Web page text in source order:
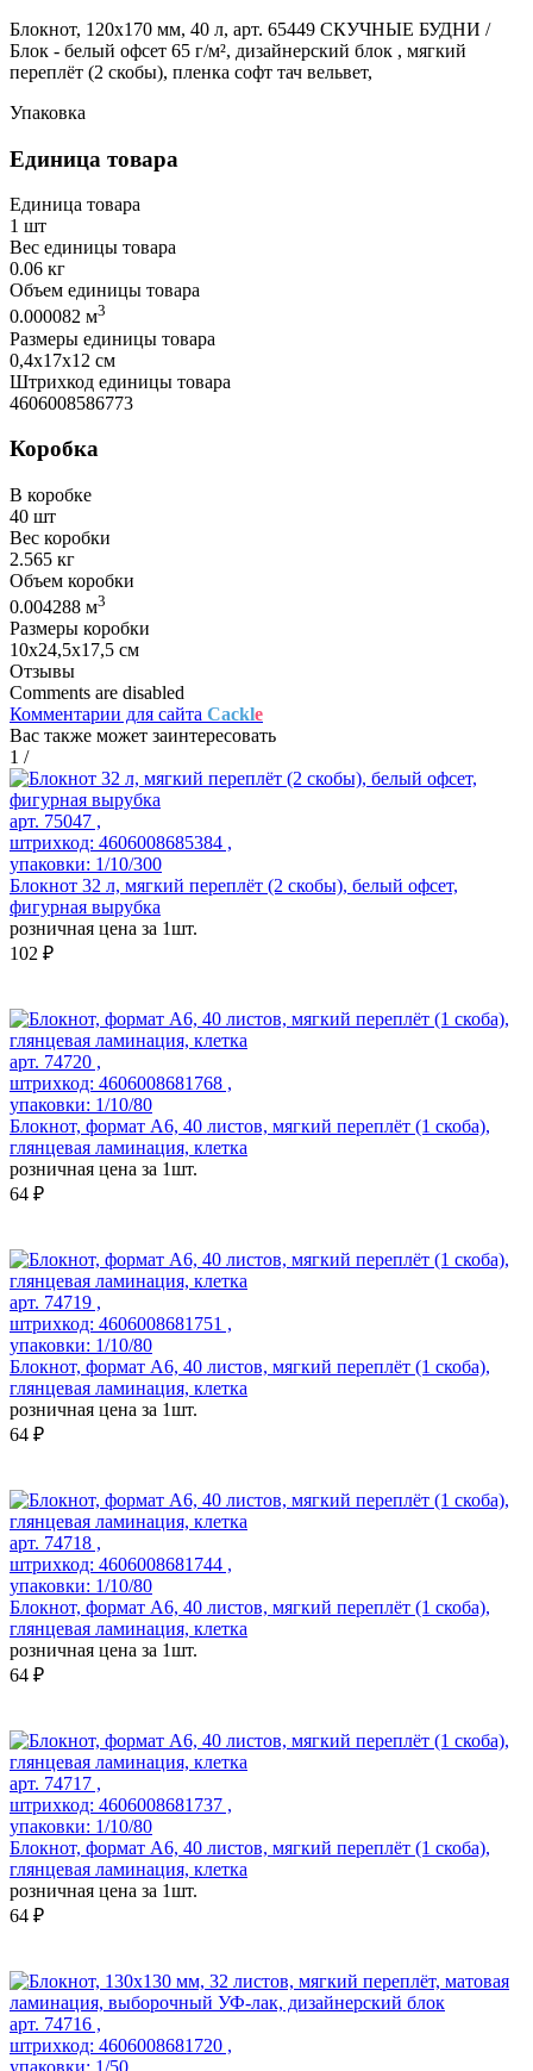
Блокнот, 120х170 мм, 40 л, арт. 65449 СКУЧНЫЕ БУДНИ /
Блок - белый офсет 65 г/м², дизайнерский блок , мягкий
переплёт (2 скобы), пленка софт тач вельвет,
Упаковка
Единица товара
Единица товара
1 шт
Вес единицы товара
0.06 кг
Объем единицы товара
0.000082 м3
Размеры единицы товара
0,4х17х12 см
Штрихкод единицы товара
4606008586773
Коробка
В коробке
40 шт
Вес коробки
2.565 кг
Объем коробки
0.004288 м3
Размеры коробки
10х24,5х17,5 см
Отзывы
Comments are disabled
Комментарии для сайта Cackle
Вас также может заинтересовать
1 /
арт. 75047 ,
штрихкод: 4606008685384 ,
упаковки: 1/10/300
Блокнот 32 л, мягкий переплёт (2 скобы), белый офсет,
фигурная вырубка
розничная цена за 1шт.
102 ₽
арт. 74720 ,
штрихкод: 4606008681768 ,
упаковки: 1/10/80
Блокнот, формат А6, 40 листов, мягкий переплёт (1 скоба),
глянцевая ламинация, клетка
розничная цена за 1шт.
64 ₽
арт. 74719 ,
штрихкод: 4606008681751 ,
упаковки: 1/10/80
Блокнот, формат А6, 40 листов, мягкий переплёт (1 скоба),
глянцевая ламинация, клетка
розничная цена за 1шт.
64 ₽
арт. 74718 ,
штрихкод: 4606008681744 ,
упаковки: 1/10/80
Блокнот, формат А6, 40 листов, мягкий переплёт (1 скоба),
глянцевая ламинация, клетка
розничная цена за 1шт.
64 ₽
арт. 74717 ,
штрихкод: 4606008681737 ,
упаковки: 1/10/80
Блокнот, формат А6, 40 листов, мягкий переплёт (1 скоба),
глянцевая ламинация, клетка
розничная цена за 1шт.
64 ₽
арт. 74716 ,
штрихкод: 4606008681720 ,